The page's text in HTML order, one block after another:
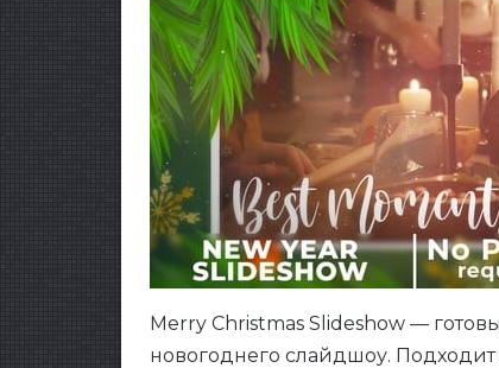
Merry Christmas Slideshow —
новогоднего слайдшоу.